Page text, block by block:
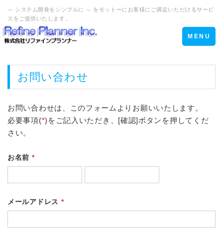
～ システム開発をシンプルに ～ をモットーにお客様にご満足いただけるサービ
スをご提供いたします。
Toggle
navigation
MENU
お問い合わせ
お問い合わせは、このフォームよりお願いいたします。
必要事項(*)をご記入いただき、[確認]ボタンを押してくだ
さい。
お名前 *
メールアドレス *